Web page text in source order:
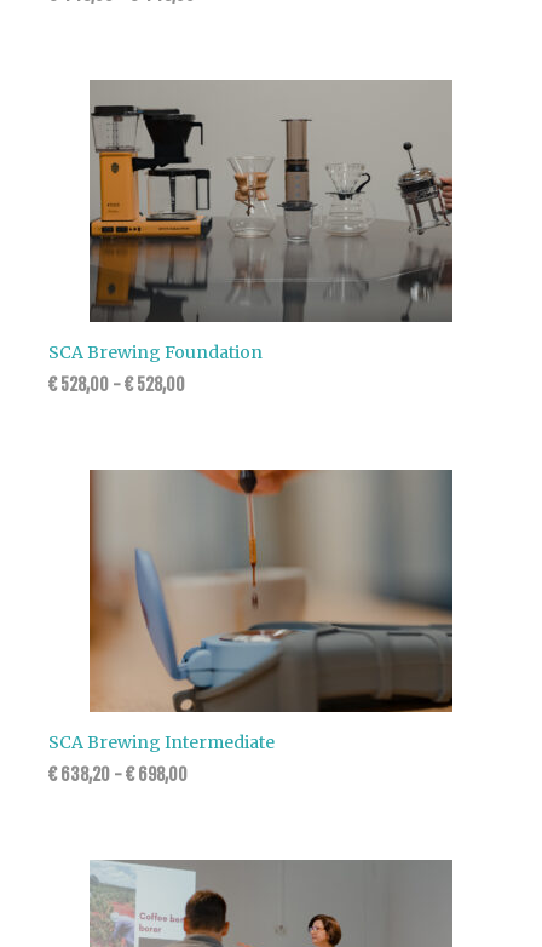
SCA Brewing Foundation
€528,00 -€528,00
SCA Brewing Intermediate
€638,20 -€698,00